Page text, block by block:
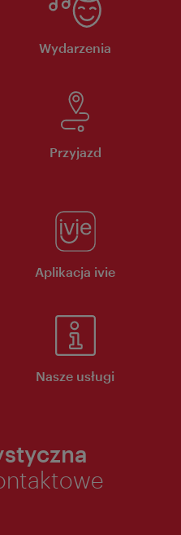
Wydarzenia
Przyjazd
Aplikacja ivie
Nasze usługi